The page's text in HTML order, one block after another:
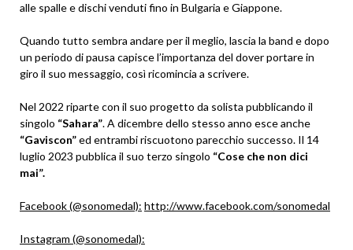
alle spalle e dischi venduti fino in Bulgaria e Giappone.
Quando tutto sembra andare per il meglio, lascia la band e dopo
un periodo di pausa capisce l’importanza del dover portare in
giro il suo messaggio, così ricomincia a scrivere.
Nel 2022 riparte con il suo progetto da solista pubblicando il
singolo “Sahara”. A dicembre dello stesso anno esce anche
“Gaviscon”ed entrambi riscuotono parecchio successo. Il 14
luglio 2023 pubblica il suo terzo singolo “Cose che non dici
mai”.
Facebook (@sonomedal): http://www.facebook.com/sonomedal
Instagram (@sonomedal):